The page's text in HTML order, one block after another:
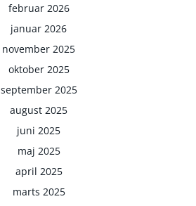
februar 2026
januar 2026
november 2025
oktober 2025
september 2025
august 2025
juni 2025
maj 2025
april 2025
marts 2025